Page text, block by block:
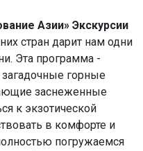
Азии» Экскурсии
стран дарит нам одни
Эта программа -
горные
заснеженные
к экзотической
в комфорте и
погружаемся